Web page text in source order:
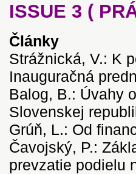
ISSUE 3 (
Články
Strážnická, V.: K
Inauguračná
Balog, B.: Úvahy
Slovenskej
Grúň, L.: Od
Čavojský, P.:
prevzatie podielu